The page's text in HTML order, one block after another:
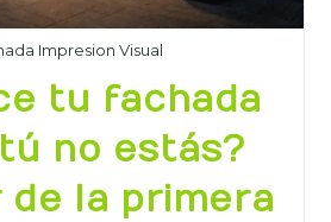
Impresion Visual
tu fachada
no estás?
de la primera